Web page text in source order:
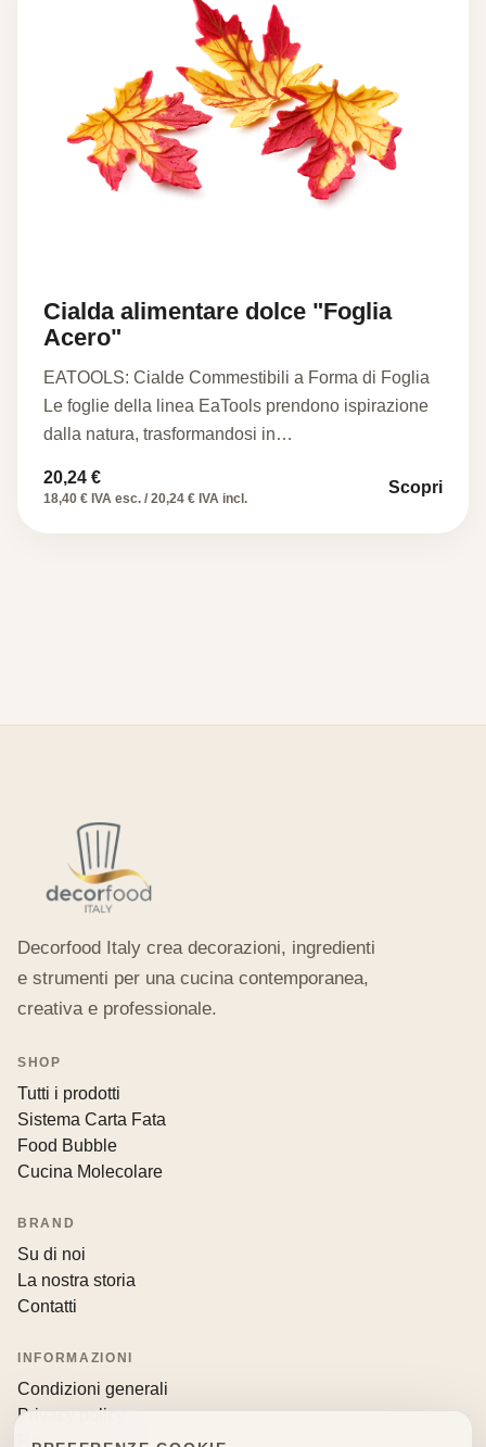
Cialda alimentare dolce "Foglia
Acero"
EATOOLS: Cialde Commestibili a Forma di Foglia
Le foglie della linea EaTools prendono ispirazione
dalla natura, trasformandosi in…
20,24 €
18,40 € IVA esc. / 20,24 € IVA incl.
Scopri
Decorfood Italy crea decorazioni, ingredienti
e strumenti per una cucina contemporanea,
creativa e professionale.
SHOP
Tutti i prodotti
Sistema Carta Fata
Food Bubble
Cucina Molecolare
BRAND
Su di noi
La nostra storia
Contatti
INFORMAZIONI
Condizioni generali
Privacy policy
Resi e recessi